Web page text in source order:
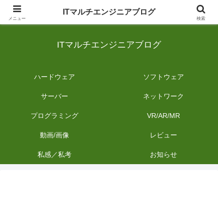
日常のIT業務を備忘録として発信。商品レビューやDIYの作業内容も投稿しま
ITマルチエンジニアブログ
ハードウェア ソフトウェア
サーバー ネットワーク
プログラミング VR/AR/MR
動画/画像 レビュー
私感／私考 お知らせ
メニュー
ITマルチエンジニアブログ
検索